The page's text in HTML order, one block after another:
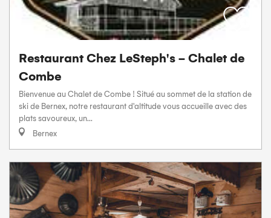
Restaurant Chez LeSteph's - Chalet de
Combe
Bienvenue au Chalet de Combe ! Situé au sommet de la station de
ski de Bernex, notre restaurant d'altitude vous accueille avec des
plats savoureux, un...
Bernex